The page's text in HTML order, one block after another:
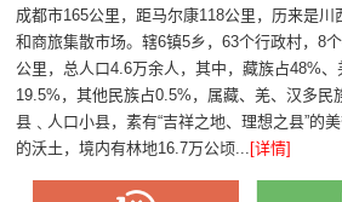
成都市165公里，距马尔康118公里，历来是
和商旅集散市场。辖6镇5乡，63个行政村，8
公里，总人口4.6万余人，其中，藏族占48%
19.5%，其他民族占0.5%，属藏、羌、汉多民
县﹑人口小县，素有“吉祥之地、理想之县”的
的沃土，境内有林地16.7万公顷... [详情]